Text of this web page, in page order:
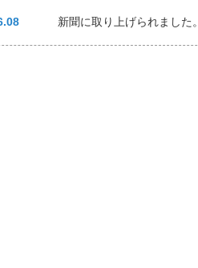
新聞に取り上げられました。